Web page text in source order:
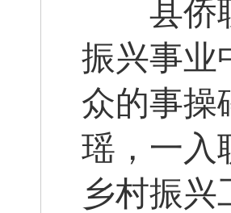
县侨联
振兴事业
众的事操
瑶，一入
乡村振